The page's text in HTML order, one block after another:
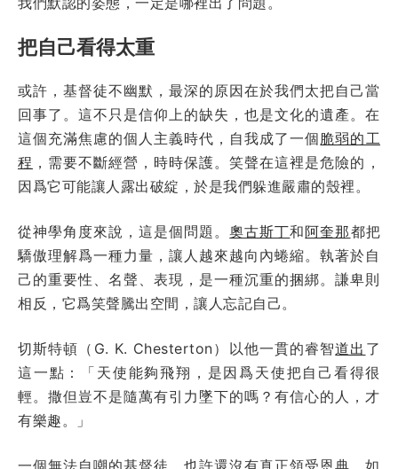
把自己看得太重
或許，基督徒不幽默，最深的原因在於我們太把自己當
回事了。這不只是信仰上的缺失，也是文化的遺產。在
這個充滿焦慮的個人主義時代，自我成了一個脆弱的工
程 ，需要不斷經營，時時保護。笑聲在這裡是危險的，
因爲它可能讓人露出破綻，於是我們躲進嚴肅的殼裡。
從神學角度來說，這是個問題。奧古斯丁和阿奎那都把
驕傲理解爲一種力量，讓人越來越向內蜷縮。執著於自
己的重要性、名聲、表現，是一種沉重的捆綁。謙卑則
相反，它爲笑聲騰出空間，讓人忘記自己。
切斯特頓（G. K. Chesterton）以他一貫的睿智道出 了
這一點：「天使能夠飛翔，是因爲天使把自己看得很
輕。撒但豈不是隨萬有引力墜下的嗎？有信心的人，才
有樂趣。」
一個無法自嘲的基督徒，也許還沒有真正領受恩典。如